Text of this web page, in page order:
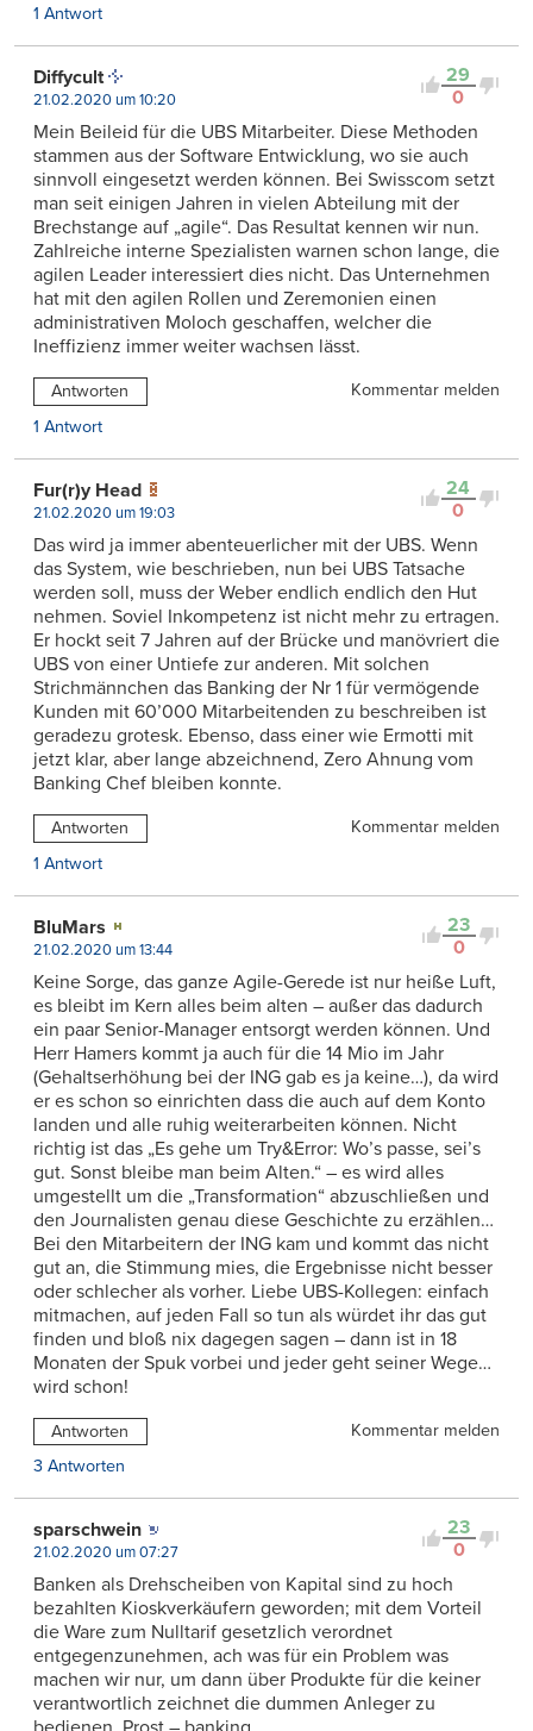
1 Antwort
29
0
Diffycult
21.02.2020 um 10:20
Mein Beileid für die UBS Mitarbeiter. Diese Methoden
stammen aus der Software Entwicklung, wo sie auch
sinnvoll eingesetzt werden können. Bei Swisscom setzt
man seit einigen Jahren in vielen Abteilung mit der
Brechstange auf „agile“. Das Resultat kennen wir nun.
Zahlreiche interne Spezialisten warnen schon lange, die
agilen Leader interessiert dies nicht. Das Unternehmen
hat mit den agilen Rollen und Zeremonien einen
administrativen Moloch geschaffen, welcher die
Ineffizienz immer weiter wachsen lässt.
Antworten
Kommentar melden
1 Antwort
24
0
Fur(r)y Head
21.02.2020 um 19:03
Das wird ja immer abenteuerlicher mit der UBS. Wenn
das System, wie beschrieben, nun bei UBS Tatsache
werden soll, muss der Weber endlich endlich den Hut
nehmen. Soviel Inkompetenz ist nicht mehr zu ertragen.
Er hockt seit 7 Jahren auf der Brücke und manövriert die
UBS von einer Untiefe zur anderen. Mit solchen
Strichmännchen das Banking der Nr 1 für vermögende
Kunden mit 60’000 Mitarbeitenden zu beschreiben ist
geradezu grotesk. Ebenso, dass einer wie Ermotti mit
jetzt klar, aber lange abzeichnend, Zero Ahnung vom
Banking Chef bleiben konnte.
Antworten
Kommentar melden
1 Antwort
23
0
BluMars
21.02.2020 um 13:44
Keine Sorge, das ganze Agile-Gerede ist nur heiße Luft,
es bleibt im Kern alles beim alten – außer das dadurch
ein paar Senior-Manager entsorgt werden können. Und
Herr Hamers kommt ja auch für die 14 Mio im Jahr
(Gehaltserhöhung bei der ING gab es ja keine…), da wird
er es schon so einrichten dass die auch auf dem Konto
landen und alle ruhig weiterarbeiten können. Nicht
richtig ist das „Es gehe um Try&Error: Wo’s passe, sei’s
gut. Sonst bleibe man beim Alten.“ – es wird alles
umgestellt um die „Transformation“ abzuschließen und
den Journalisten genau diese Geschichte zu erzählen…
Bei den Mitarbeitern der ING kam und kommt das nicht
gut an, die Stimmung mies, die Ergebnisse nicht besser
oder schlecher als vorher. Liebe UBS-Kollegen: einfach
mitmachen, auf jeden Fall so tun als würdet ihr das gut
finden und bloß nix dagegen sagen – dann ist in 18
Monaten der Spuk vorbei und jeder geht seiner Wege…
wird schon!
Antworten
Kommentar melden
3 Antworten
23
0
sparschwein
21.02.2020 um 07:27
Banken als Drehscheiben von Kapital sind zu hoch
bezahlten Kioskverkäufern geworden; mit dem Vorteil
die Ware zum Nulltarif gesetzlich verordnet
entgegenzunehmen, ach was für ein Problem was
machen wir nur, um dann über Produkte für die keiner
verantwortlich zeichnet die dummen Anleger zu